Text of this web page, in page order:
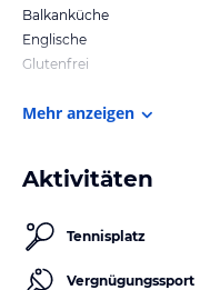
Balkanküche
Englische
Glutenfrei
Mehr anzeigen
Aktivitäten
Tennisplatz
Vergnügungssport